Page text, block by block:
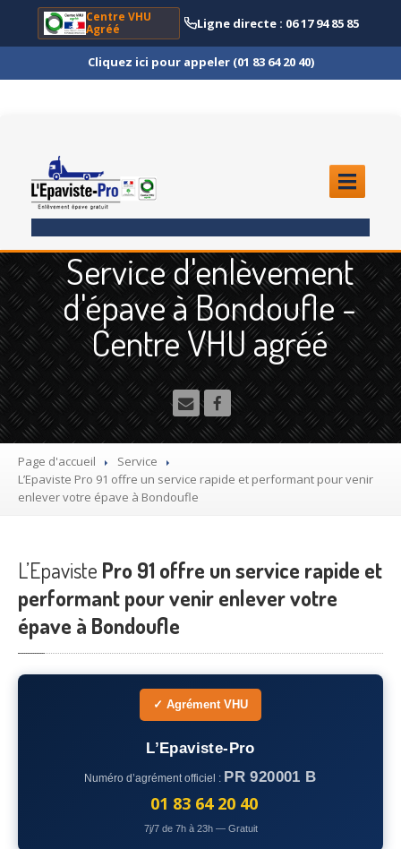
Centre VHU
Agréé
Ligne directe : 06 17 94 85 85
Cliquez ici pour appeler (01 83 64 20 40)
ENLÈVEMENTÉPAVE
Quoi ?
Scooteret Moto
Camion
et Poids Lourd
Utilitaire
Démolisseuragrée VHU gratuit
Mettreà la casse sa voiture
Recyclagevoiture usagée gratuit
Destructionde voiture agréé
Epaviste Gratuit
Rachatvoiture accidentée
– Seine-et-Marne
– Yvelines
Service d'enlèvement
d'épave à Bondoufle -
Centre VHU agréé
Page d'accueil
Service
L’Epaviste Pro 91 offre un service rapide et performant pour venir
enlever votre épave à Bondoufle
L’Epaviste Pro 91 offre un service rapide et
performant pour venir enlever votre
épave à Bondoufle
✓ Agrément VHU
L’Epaviste-Pro
Numéro d’agrément officiel : PR 920001 B
01 83 64 20 40
7j/7 de 7h à 23h — Gratuit